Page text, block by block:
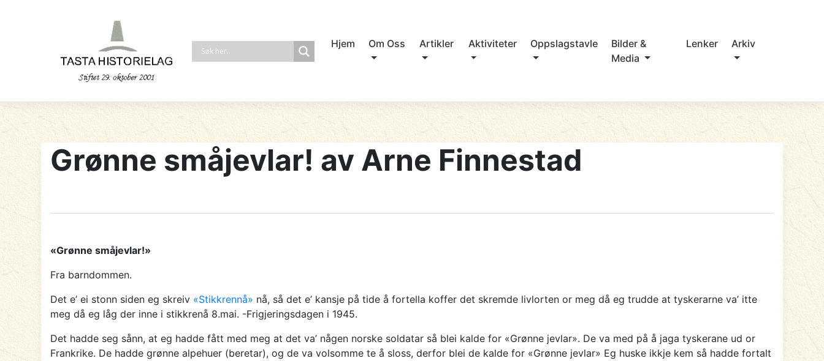
Hjem Om Oss Artikler Aktiviteter Oppslagstavle
Bilder &
Media
Lenker Arkiv
Grønne småjevlar! av Arne Finnestad
«Grønne småjevlar!»
Fra barndommen.
Det e’ ei stonn siden eg skreiv «Stikkrennå» nå, så det e’ kansje på tide å fortella koffer det skremde livlorten or meg då eg trudde at tyskerarne va’ itte
meg då eg låg der inne i stikkrenå 8.mai. -Frigjeringsdagen i 1945.
Det hadde seg sånn, at eg hadde fått med meg at det va’ någen norske soldatar så blei kalde for «Grønne jevlar». De va med på å jaga tyskerane ud or
Frankrike. De hadde grønne alpehuer (beretar), og de va volsomme te å sloss, derfor blei de kalde for «Grønne jevlar» Eg huske ikkje kem så hadde fortalt